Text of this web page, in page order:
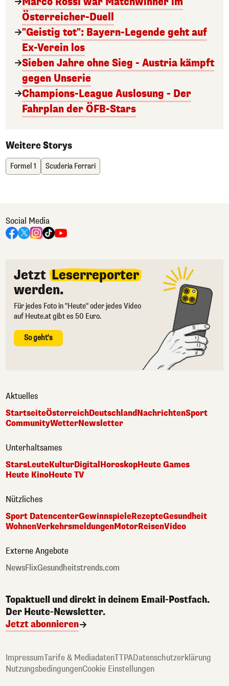
Österreicher-Duell
"Geistig tot": Bayern-Legende geht auf
Ex-Verein los
Sieben Jahre ohne Sieg - Austria kämpft
gegen Unserie
Champions-League Auslosung - Der
Fahrplan der ÖFB-Stars
Weitere Storys
Formel 1 Scuderia Ferrari
Social Media
Jetzt Leserreporter
werden.
Für jedes Foto in "Heute" oder jedes Video
auf Heute.at gibt es 50 Euro.
So geht's
Aktuelles
StartseiteÖsterreichDeutschlandNachrichtenSport
CommunityWetterNewsletter
Unterhaltsames
StarsLeuteKulturDigitalHoroskopHeute Games
Heute KinoHeute TV
Nützliches
Sport DatencenterGewinnspieleRezepteGesundheit
WohnenVerkehrsmeldungenMotorReisenVideo
Externe Angebote
NewsFlixGesundheitstrends.com
Topaktuell und direkt in deinem Email-Postfach.
Der Heute-Newsletter.
Jetzt abonnieren
ImpressumTarife & MediadatenTTPADatenschutzerklärung
NutzungsbedingungenCookie Einstellungen